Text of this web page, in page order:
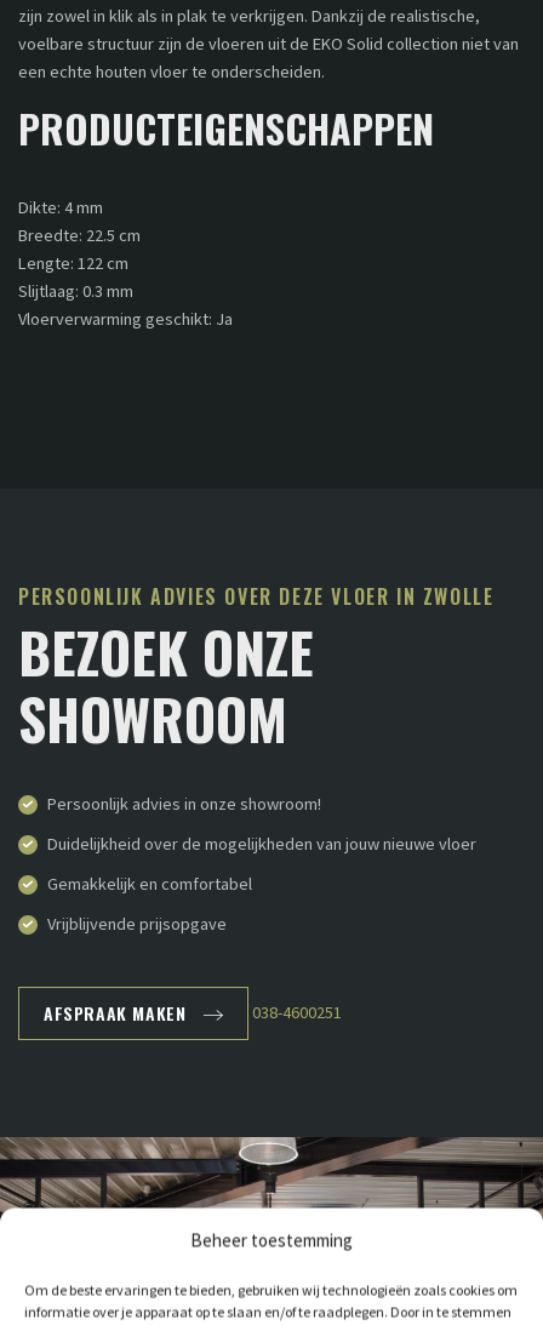
Beheer toestemming
Om de beste ervaringen te bieden, gebruiken wij technologieën zoals cookies om
informatie over je apparaat op te slaan en/of te raadplegen. Door in te stemmen
zijn zowel in klik als in plak te verkrijgen. Dankzij de realistische,
voelbare structuur zijn de vloeren uit de EKO Solid collection niet van
een echte houten vloer te onderscheiden.
PRODUCTEIGENSCHAPPEN
Dikte: 4 mm
Breedte: 22.5 cm
Lengte: 122 cm
Slijtlaag: 0.3 mm
Vloerverwarming geschikt: Ja
PERSOONLIJK ADVIES OVER DEZE VLOER IN ZWOLLE
BEZOEK ONZE
SHOWROOM
Persoonlijk advies in onze showroom!
Duidelijkheid over de mogelijkheden van jouw nieuwe vloer
Gemakkelijk en comfortabel
Vrijblijvende prijsopgave
AFSPRAAK MAKEN 038-4600251